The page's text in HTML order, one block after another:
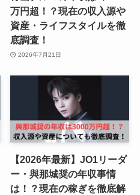
万円超！？現在の収入源や
資産・ライフスタイルを徹
底調査！
2026年7月21日
【2026年最新】JO1リーダ
ー・與那城奨の年収事情
は！？現在の稼ぎを徹底解